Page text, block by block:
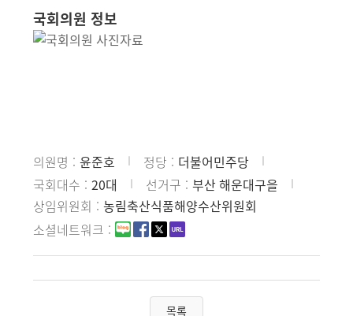
국회의원 정보
의원명 윤준호 정당
더불어민주당
국회대수
20대 선거구
부산 해운대구을
상임위원회
농림축산식품해양수산위원회
소셜네트워크
목록